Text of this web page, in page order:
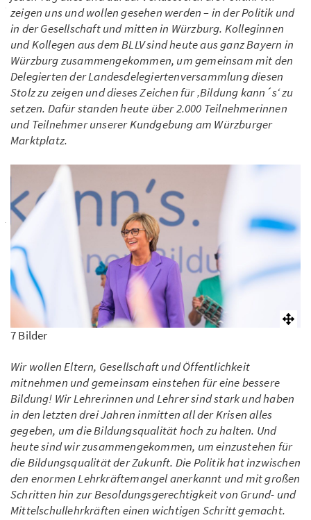
zeigen uns und wollen gesehen werden – in der Politik und
in der Gesellschaft und mitten in Würzburg. Kolleginnen
und Kollegen aus dem BLLV sind heute aus ganz Bayern in
Würzburg zusammengekommen, um gemeinsam mit den
Delegierten der Landesdelegiertenversammlung diesen
Stolz zu zeigen und dieses Zeichen für ‚Bildung kann´s‘ zu
setzen. Dafür standen heute über 2.000 Teilnehmerinnen
und Teilnehmer unserer Kundgebung am Würzburger
Marktplatz.
7 Bilder
Wir wollen Eltern, Gesellschaft und Öffentlichkeit
mitnehmen und gemeinsam einstehen für eine bessere
Bildung! Wir Lehrerinnen und Lehrer sind stark und haben
in den letzten drei Jahren inmitten all der Krisen alles
gegeben, um die Bildungsqualität hoch zu halten. Und
heute sind wir zusammengekommen, um einzustehen für
die Bildungsqualität der Zukunft. Die Politik hat inzwischen
den enormen Lehrkräftemangel anerkannt und mit großen
Schritten hin zur Besoldungsgerechtigkeit von Grund- und
Mittelschullehrkräften einen wichtigen Schritt gemacht.